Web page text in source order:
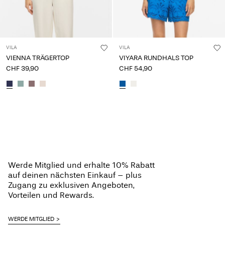
VILA
VIENNA TRÄGERTOP
CHF 39,90
VILA
VIYARA RUNDHALS TOP
CHF 54,90
Werde Mitglied und erhalte 10% Rabatt
auf deinen nächsten Einkauf – plus
Zugang zu exklusiven Angeboten,
Vorteilen und Rewards.
WERDE MITGLIED